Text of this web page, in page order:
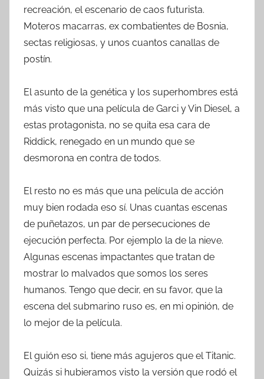
recreación, el escenario de caos futurista.
Moteros macarras, ex combatientes de Bosnia,
sectas religiosas, y unos cuantos canallas de
postín.
El asunto de la genética y los superhombres está
más visto que una película de Garci y Vin Diesel, a
estas protagonista, no se quita esa cara de
Riddick, renegado en un mundo que se
desmorona en contra de todos.
El resto no es más que una película de acción
muy bien rodada eso sí. Unas cuantas escenas
de puñetazos, un par de persecuciones de
ejecución perfecta. Por ejemplo la de la nieve.
Algunas escenas impactantes que tratan de
mostrar lo malvados que somos los seres
humanos. Tengo que decir, en su favor, que la
escena del submarino ruso es, en mi opinión, de
lo mejor de la película.
El guión eso si, tiene más agujeros que el Titanic.
Quizás si hubieramos visto la versión que rodó el